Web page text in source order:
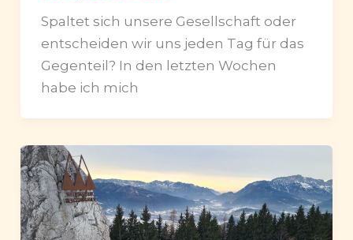
Spaltet sich unsere Gesellschaft oder
entscheiden wir uns jeden Tag für das
Gegenteil? In den letzten Wochen
habe ich mich